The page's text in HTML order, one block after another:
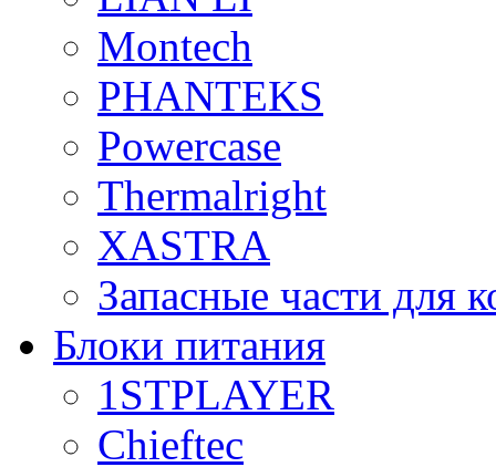
Montech
PHANTEKS
Powercase
Thermalright
XASTRA
Запасные части для
Блоки питания
1STPLAYER
Chieftec